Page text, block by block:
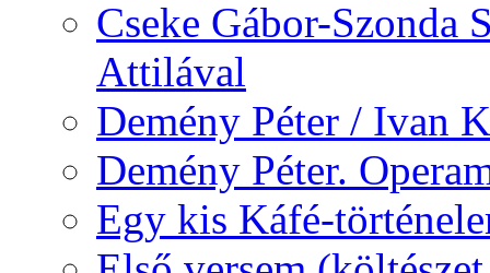
Cseke Gábor-Szonda
Attilával
Demény Péter / Ivan
Demény Péter.
Egy kis Káfé-